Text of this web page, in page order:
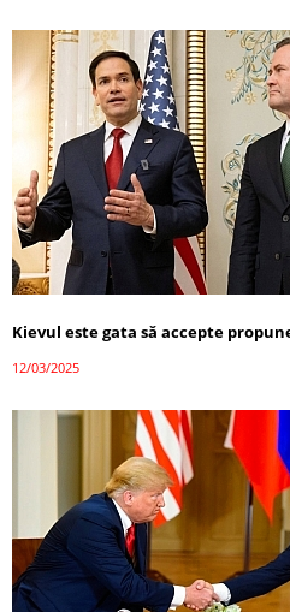
Kievul este gata să accepte
12/03/2025